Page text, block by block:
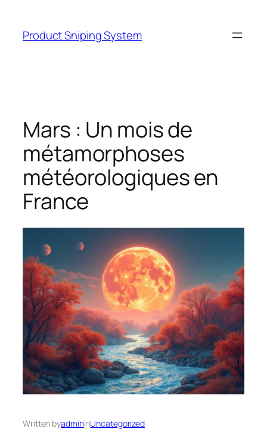
content
Product Sniping System
Mars : Un mois de
métamorphoses
météorologiques en
France
Written byadmininUncategorized